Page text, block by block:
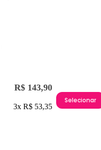
R$ 143,90
3x R$ 53,35
Selecionar